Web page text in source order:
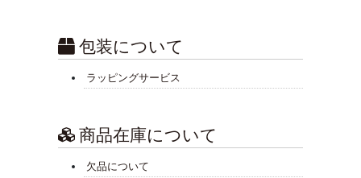
包装について
ラッピングサービス
商品在庫について
欠品について